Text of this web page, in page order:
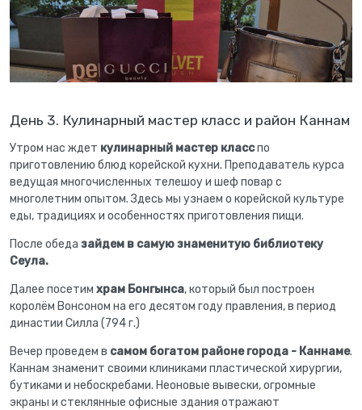
День 3. Кулинарный мастер класс и район Каннам
Утром нас ждет кулинарный мастер класспо
приготовлению блюд корейской кухни. Преподаватель курса
ведущая многочисленных телешоу и шеф повар с
многолетним опытом. Здесь мы узнаем о корейской культуре
еды, традициях и особенностях приготовления пищи.
После обеда зайдем в самую знаменитую библиотеку
Сеула.
Далее посетим храм Бонгынса, который был построен
королём Вонсоном на его десятом году правления, в период
династии Силла (794 г.)
Вечер проведем в самом богатом районе города - Каннаме.
Каннам знаменит своими клиниками пластической хирургии,
бутиками и небоскребами. Неоновые вывески, огромные
экраны и стеклянные офисные здания отражают